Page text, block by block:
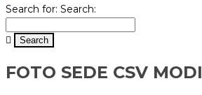
Search for: Search:
FOTO SEDE CSV MODI